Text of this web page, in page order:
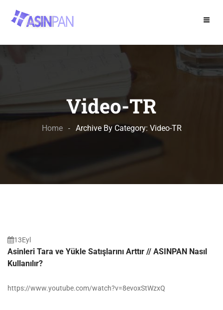
Video-TR
Home - Archive By Category: Video-TR
13Eyl
Asinleri Tara ve Yükle Satışlarını Arttır // ASINPAN Nasıl
Kullanılır?
https://www.youtube.com/watch?v=8evoxStWzxQ